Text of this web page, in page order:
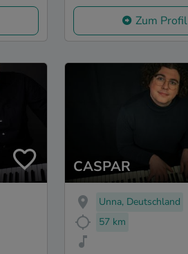
Zum Profil
CASPAR
Unna, Deutschland
57 km